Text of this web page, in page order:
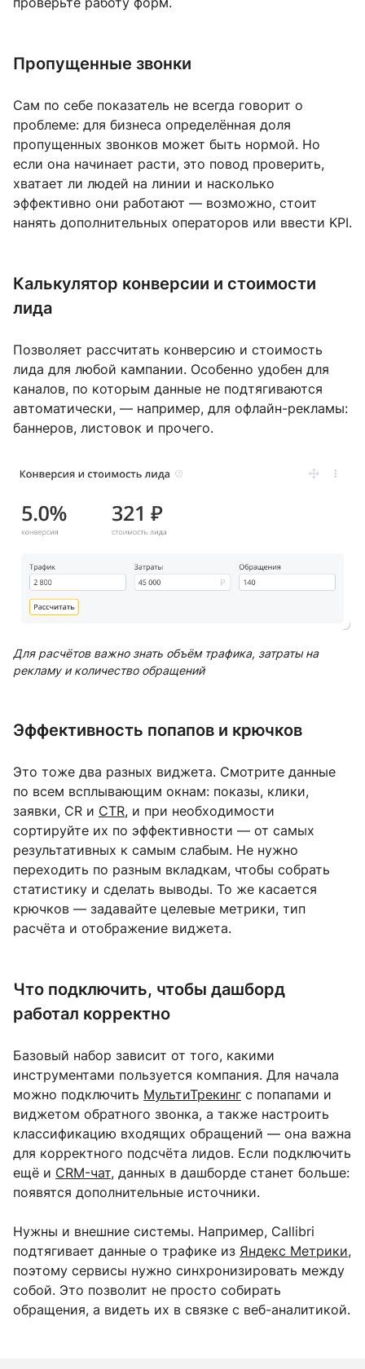
Пропущенные звонки
Сам по себе показатель не всегда говорит о
проблеме: для бизнеса определённая доля
пропущенных звонков может быть нормой. Но
если она начинает расти, это повод проверить,
хватает ли людей на линии и насколько
эффективно они работают — возможно, стоит
нанять дополнительных операторов или ввести KPI.
Калькулятор конверсии и стоимости
лида
Позволяет рассчитать конверсию и стоимость
лида для любой кампании. Особенно удобен для
каналов, по которым данные не подтягиваются
автоматически, — например, для офлайн-рекламы:
баннеров, листовок и прочего.
Для расчётов важно знать объём трафика, затраты на
рекламу и количество обращений
Эффективность попапов и крючков
Это тоже два разных виджета. Смотрите данные
по всем всплывающим окнам: показы, клики,
заявки, CR и CTR, и при необходимости
сортируйте их по эффективности — от самых
результативных к самым слабым. Не нужно
переходить по разным вкладкам, чтобы собрать
статистику и сделать выводы. То же касается
крючков — задавайте целевые метрики, тип
расчёта и отображение виджета.
Что подключить, чтобы дашборд
работал корректно
Базовый набор зависит от того, какими
инструментами пользуется компания. Для начала
можно подключить МультиТрекинг с попапами и
виджетом обратного звонка, а также настроить
классификацию входящих обращений — она важна
для корректного подсчёта лидов. Если подключить
ещё и CRM-чат, данных в дашборде станет больше:
появятся дополнительные источники.
Нужны и внешние системы. Например, Callibri
подтягивает данные о трафике из Яндекс Метрики,
поэтому сервисы нужно синхронизировать между
собой. Это позволит не просто собирать
обращения, а видеть их в связке с веб-аналитикой.